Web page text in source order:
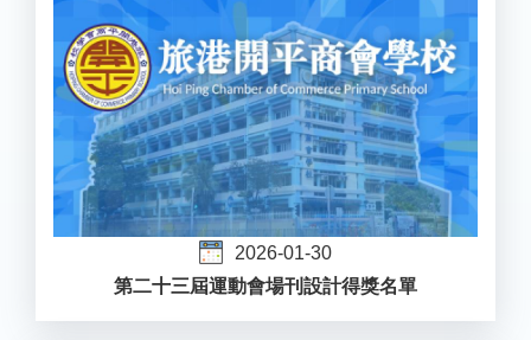
2026-01-30
第二十三屆運動會場刊設計得獎名單